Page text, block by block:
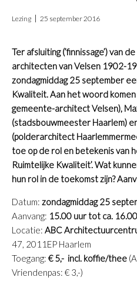
Lezing 25 september 2016
Ter afsluiting (’finnissage’) van
architecten van Velsen 1902-
zondagmiddag 25 september
Kwaliteit. Aan het woord komen
gemeente-architect Velsen),
(stadsbouwmeester Haarlem)
(polderarchitect
toe op de rol en betekenis van
Ruimtelijke Kwaliteit’. Wat
hun rol in de toekomst zijn?
Datum: zondagmiddag 25
Aanvang: 15.00 uur tot ca.
Locatie: ABC
47, 2011EP Haarlem
Toegang: € 5,- incl. koffie/thee
Vriendenpas: € 3,-)